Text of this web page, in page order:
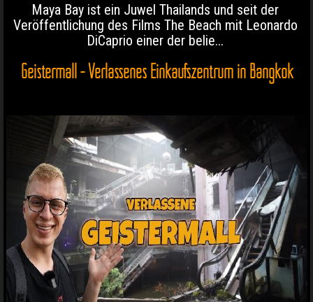
Maya Bay ist ein Juwel Thailands und seit der
Veröffentlichung des Films The Beach mit Leonardo
DiCaprio einer der belie...
Geistermall - Verlassenes Einkaufszentrum in Bangkok